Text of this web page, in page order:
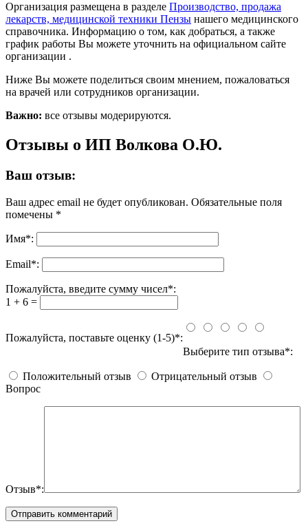
Организация размещена в разделе Производство, продажа
лекарств, медицинской техники Пензы нашего медицинского
справочника. Информацию о том, как добраться, а также
график работы Вы можете уточнить на официальном сайте
организации .
Ниже Вы можете поделиться своим мнением, пожаловаться
на врачей или сотрудников организации.
Важно: все отзывы модерируются.
Отзывы о ИП Волкова О.Ю.
Ваш отзыв:
Ваш адрес email не будет опубликован. Обязательные поля
помечены *
Имя*:
Email*:
Пожалуйста, введите сумму чисел*:
1 + 6 =
Пожалуйста, поставьте оценку (1-5)*:
Выберите тип отзыва*:
Положительный отзыв
Отрицательный отзыв
Вопрос
Отзыв*: